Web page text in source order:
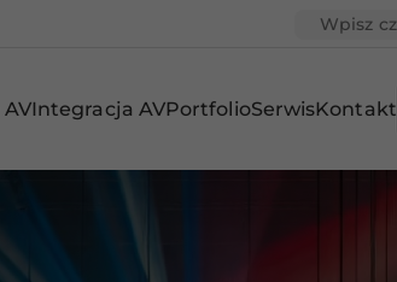
Integracja AVPortfolioSerwisKontakt